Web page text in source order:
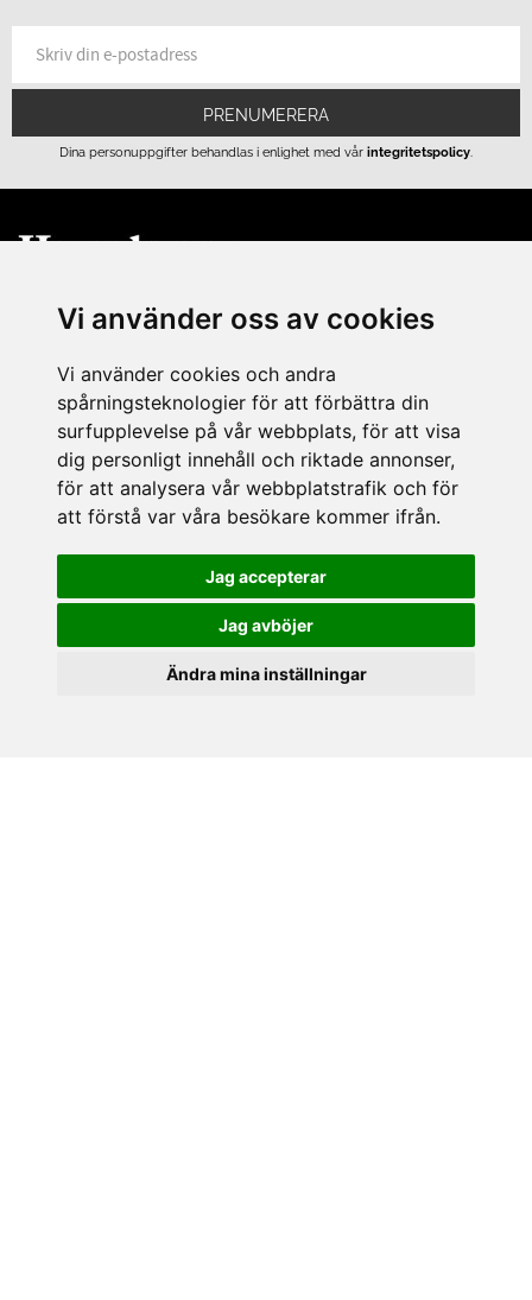
Vi använder oss av cookies
Vi använder cookies och andra
spårningsteknologier för att förbättra din
surfupplevelse på vår webbplats, för att visa
dig personligt innehåll och riktade annonser,
för att analysera vår webbplatstrafik och för
att förstå var våra besökare kommer ifrån.
Jag accepterar
Jag avböjer
Ändra mina inställningar
PRENUMERERA
Dina personuppgifter behandlas i enlighet med vår integritetspolicy
anrik butik som funnits på samma ställe sedan 1898. I
husgeråd från många kända varumärken.
KONTAKT
Hasselgrens Glas & Porslin AB
Skomakaregatan 1, 223 50 LUND
Vardagar 10-18
Lördagar 10-16
Avvikande öppettider 2026
Tel: 046150250
butik@hasselgrens.se